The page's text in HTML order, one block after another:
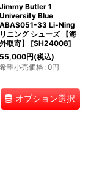
Jimmy Butler 1
University Blue
ABAS051-33 Li-Ning
リニング シューズ 【海
外取寄】
[SH24008]
55,000円(税込)
希望小売価格: 0円
オプション選択